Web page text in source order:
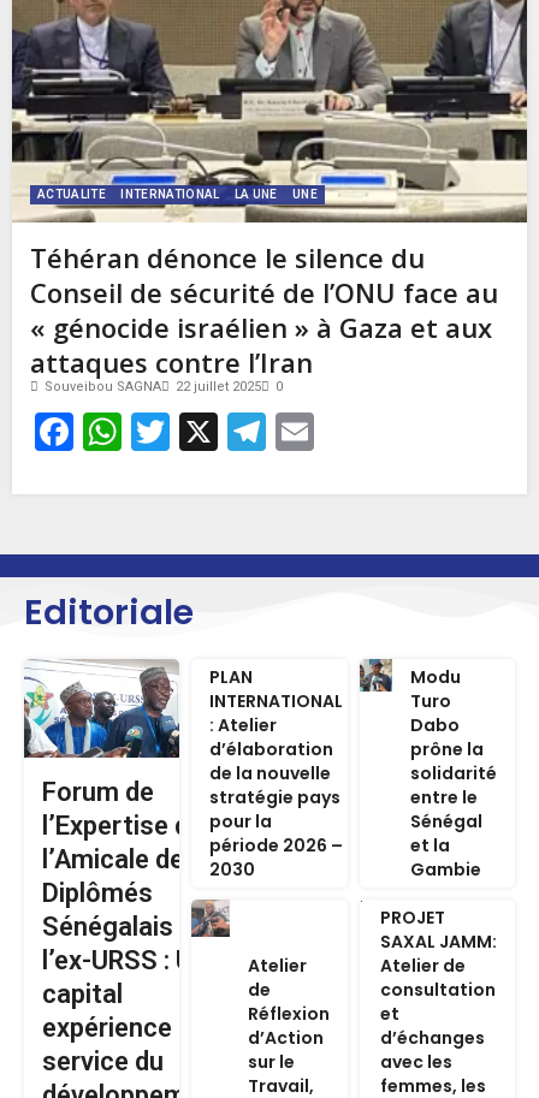
ACTUALITE INTERNATIONAL LA UNE UNE
Téhéran dénonce le silence du
Conseil de sécurité de l’ONU face au
« génocide israélien » à Gaza et aux
attaques contre l’Iran
Souveibou SAGNA 22 juillet 2025 0
Facebook
WhatsApp
Twitter
X Telegram
Editoriale
Forum de
l’Expertise de
l’Amicale des
Diplômés
Sénégalais de
l’ex-URSS : Un
capital
expérience au
service du
PLAN
INTERNATIONAL
: Atelier
d’élaboration
de la nouvelle
stratégie pays
pour la
période 2026 –
2030
Modu
Turo
Dabo
prône la
solidarité
entre le
Sénégal
et la
Gambie
Atelier
de
Réflexion
d’Action
sur le
Travail,
PROJET
SAXAL JAMM:
Atelier de
consultation
et
d’échanges
avec les
femmes, les